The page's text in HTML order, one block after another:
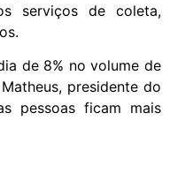
serviços de coleta,
de 8% no volume de
presidente do
pessoas ficam mais